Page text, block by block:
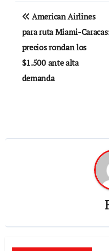
Navegación
de
entradas
American Airlines
para ruta Miami-
precios rondan los
$1.500 ante alta
demanda